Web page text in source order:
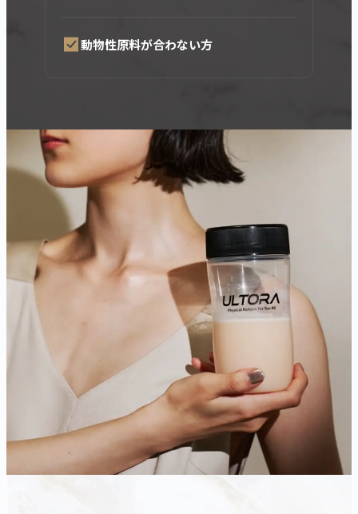
動物性原料が合わない方